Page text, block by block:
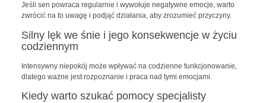
Jeśli sen powraca regularnie i wywołuje negatywne emocje, warto
zwrócić na to uwagę i podjąć działania, aby zrozumieć przyczyny.
Silny lęk we śnie i jego konsekwencje w życiu
codziennym
Intensywny niepokój może wpływać na codzienne funkcjonowanie,
dlatego ważne jest rozpoznanie i praca nad tymi emocjami.
Kiedy warto szukać pomocy specjalisty